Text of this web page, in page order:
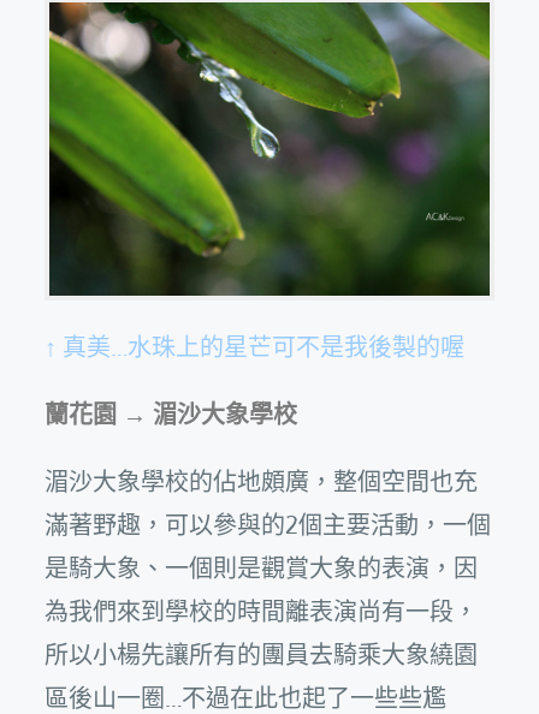
↑ 真美…水珠上的星芒可不是我後製的喔
蘭花園 → 湄沙大象學校
湄沙大象學校的佔地頗廣，整個空間也充
滿著野趣，可以參與的2個主要活動，一個
是騎大象、一個則是觀賞大象的表演，因
為我們來到學校的時間離表演尚有一段，
所以小楊先讓所有的團員去騎乘大象繞園
區後山一圈…不過在此也起了一些些尷